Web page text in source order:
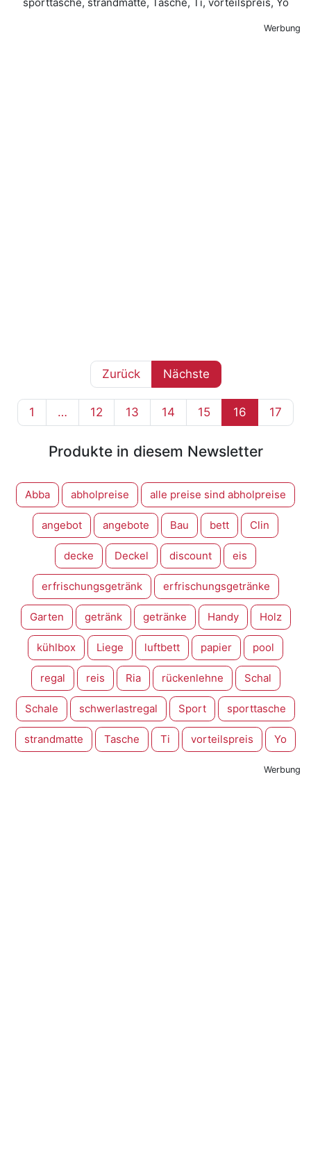
Werbung
Zurück Nächste
1 … 12 13 14 15 16 17
Produkte in diesem Newsletter
Abba abholpreise alle preise sind abholpreise
angebot angebote Bau bett Clin
decke Deckel discount eis
erfrischungsgetränk erfrischungsgetränke
Garten getränk getränke Handy Holz
kühlbox Liege luftbett papier pool
regal reis Ria rückenlehne Schal
Schale schwerlastregal Sport sporttasche
strandmatte Tasche Ti vorteilspreis Yo
Werbung